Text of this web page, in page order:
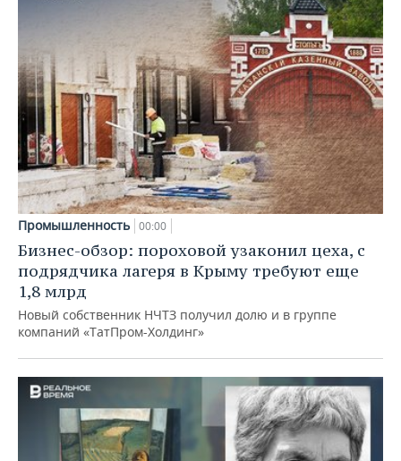
Промышленность 00:00
Бизнес-обзор: пороховой узаконил цеха, с
подрядчика лагеря в Крыму требуют еще
1,8 млрд
Новый собственник НЧТЗ получил долю и в группе
компаний «ТатПром-Холдинг»